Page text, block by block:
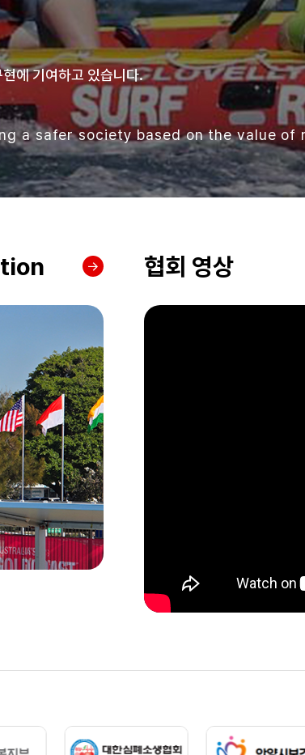
에 기여하고 있습니다.
a safer society based on the value
협회 영상